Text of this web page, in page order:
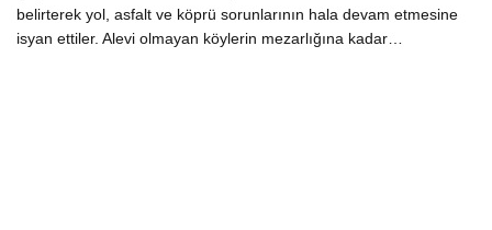
belirterek yol, asfalt ve köprü sorunlarının hala devam etmesine
isyan ettiler. Alevi olmayan köylerin mezarlığına kadar…